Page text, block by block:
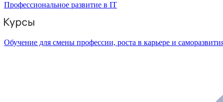
Профессиональное развитие в IT
Обучение для смены профессии, роста в карьере и